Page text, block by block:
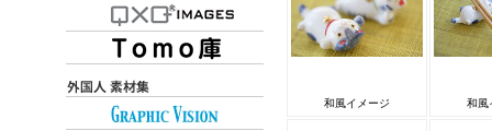
和風イメージ 和風